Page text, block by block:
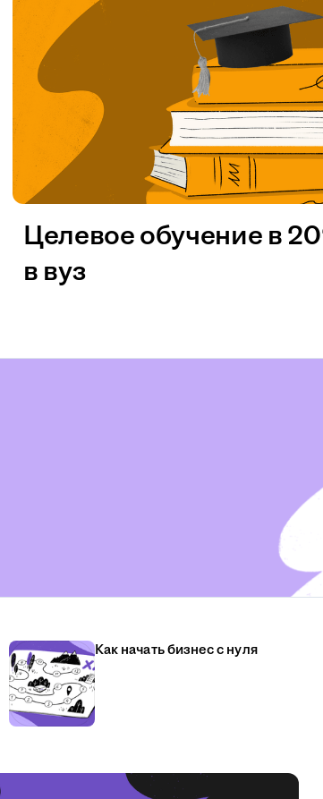
Целевое обучение в
в вуз
Как начать бизнес с нуля